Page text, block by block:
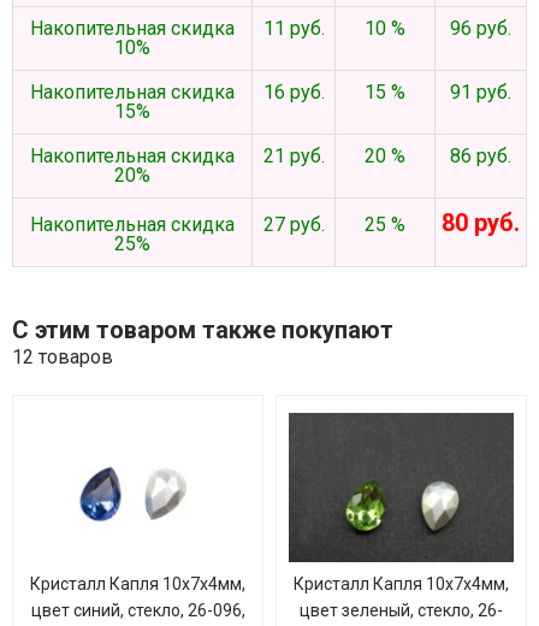
Накопительная скидка
10%
11 руб. 10 % 96 руб.
Накопительная скидка
15%
16 руб. 15 % 91 руб.
Накопительная скидка
20%
21 руб. 20 % 86 руб.
Накопительная скидка
25%
27 руб. 25 % 80 руб.
С этим товаром также покупают
12 товаров
Кристалл Капля 10х7х4мм,
цвет синий, стекло, 26-096,
Кристалл Капля 10х7х4мм,
цвет зеленый, стекло, 26-